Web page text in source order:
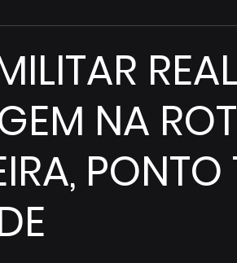
NA
PONTO